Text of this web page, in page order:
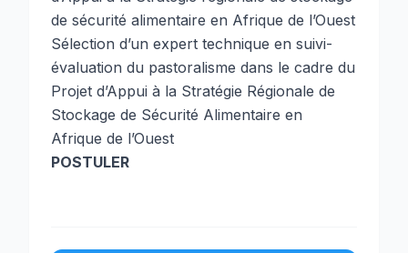
de sécurité alimentaire en Afrique de l’Ouest
Sélection d’un expert technique en suivi-
évaluation du pastoralisme dans le cadre du
Projet d’Appui à la Stratégie Régionale de
Stockage de Sécurité Alimentaire en
Afrique de l’Ouest
POSTULER